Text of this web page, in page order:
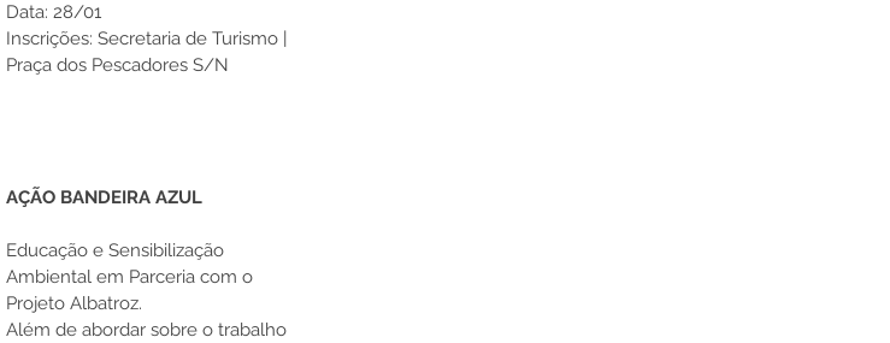
Data: 28/01
Inscrições: Secretaria de Turismo |
Praça dos Pescadores S/N
AÇÃO BANDEIRA AZUL
Educação e Sensibilização
Ambiental em Parceria com o
Projeto Albatroz.
Além de abordar sobre o trabalho